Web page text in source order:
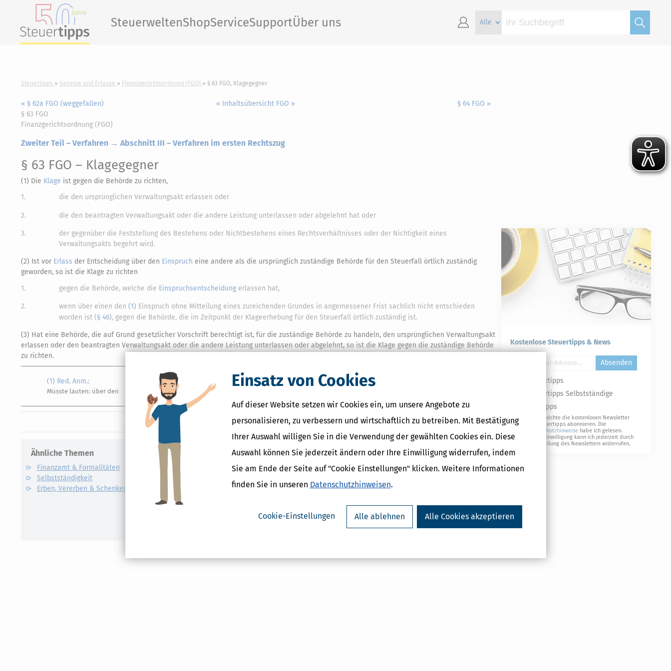
Einsatz von Cookies
Auf dieser Website setzen wir Cookies ein, um unsere Angebote zu
personalisieren, zu verbessern und wirtschaftlich zu betreiben. Mit Bestätigung
Ihrer Auswahl willigen Sie in die Verwendung der gewählten Cookies ein. Diese
Auswahl können Sie jederzeit ändern oder Ihre Einwilligung widerrufen, indem
Sie am Ende der Seite auf "Cookie Einstellungen" klicken. Weitere Informationen
finden Sie in unseren Datenschutzhinweisen.
Cookie-Einstellungen Alle ablehnen Alle Cookies akzeptieren
SteuerweltenShopServiceSupportÜber uns
Steuertipps Gesetze und Erlasse Finanzgerichtsordnung (FGO) § 63 FGO, Klagegegner
« § 62a FGO (weggefallen) « Inhaltsübersicht FGO »
§ 64 FGO »
§ 63 FGO
Finanzgerichtsordnung (FGO)
Zweiter Teil – Verfahren → Abschnitt III – Verfahren im ersten Rechtszug
§ 63 FGO – Klagegegner
(1) Die Klage ist gegen die Behörde zu richten,
1.
die den ursprünglichen Verwaltungsakt erlassen oder
2. die den beantragten Verwaltungsakt oder die andere Leistung unterlassen oder abgelehnt hat oder
3.
der gegenüber die Feststellung des Bestehens oder Nichtbestehens eines Rechtsverhältnisses oder der Nichtigkeit eines
Verwaltungsakts begehrt wird.
(2) Ist vor Erlass der Entscheidung über den Einspruch eine andere als die ursprünglich zuständige Behörde für den Steuerfall örtlich zuständig
geworden, so ist die Klage zu richten
1.
gegen die Behörde, welche die Einspruchsentscheidung erlassen hat,
2. wenn über einen den (1) Einspruch ohne Mitteilung eines zureichenden Grundes in angemessener Frist sachlich nicht entschieden
worden ist (§ 46), gegen die Behörde, die im Zeitpunkt der Klageerhebung für den Steuerfall örtlich zuständig ist.
(3) Hat eine Behörde, die auf Grund gesetzlicher Vorschrift berechtigt ist, für die zuständige Behörde zu handeln, den ursprünglichen Verwaltungsakt
erlassen oder den beantragten Verwaltungsakt oder die andere Leistung unterlassen oder abgelehnt, so ist die Klage gegen die zuständige Behörde
zu richten.
(1) Red. Anm.:
Müsste lauten: über den
Druckversion
Ähnliche Themen
Finanzamt & Formalitäten
Selbstständigkeit
Erben, Vererben & Schenken
Verwandte Lexikon-Begriffe
Kapitalertragsteuer Freibetrag -
CO2-Steuer - Was ist das?
Kostenlose Steuertipps & News
Absenden
Steuertipps
Steuertipps Selbstständige
Geldtipps
Ja, ich möchte die kostenlosen Newsletter
von Steuertipps abonnieren. Die
Datenschutzhinweise habe ich gelesen.
Meine Einwilligung kann ich jederzeit durch
Abbestellung des Newsletters widerrufen.